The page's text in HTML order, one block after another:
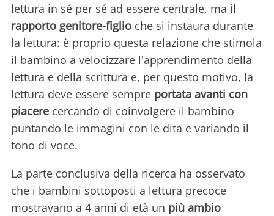
lettura in sé per sé ad essere centrale, ma il
rapporto genitore-figlio che si instaura durante
la lettura: è proprio questa relazione che stimola
il bambino a velocizzare l'apprendimento della
lettura e della scrittura e, per questo motivo, la
lettura deve essere sempre portata avanti con
piacere cercando di coinvolgere il bambino
puntando le immagini con le dita e variando il
tono di voce.
La parte conclusiva della ricerca ha osservato
che i bambini sottoposti a lettura precoce
mostravano a 4 anni di età un più ambio